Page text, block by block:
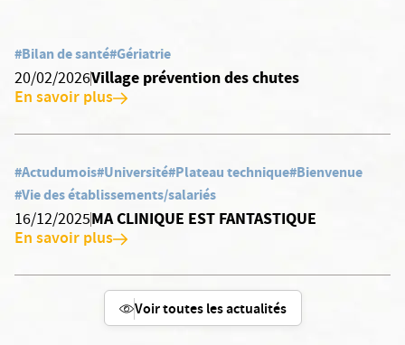
#Bilan de santé#Gériatrie
20/02/2026Village prévention des chutes
En savoir plus
#Actudumois#Université#Plateau technique#Bienvenue
#Vie des établissements/salariés
16/12/2025MA CLINIQUE EST FANTASTIQUE
En savoir plus
Voir toutes les actualités